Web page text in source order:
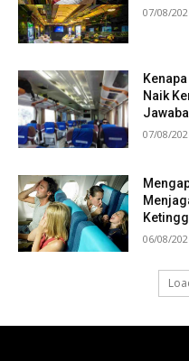
07/08/
Naik
07/08/
06/08/